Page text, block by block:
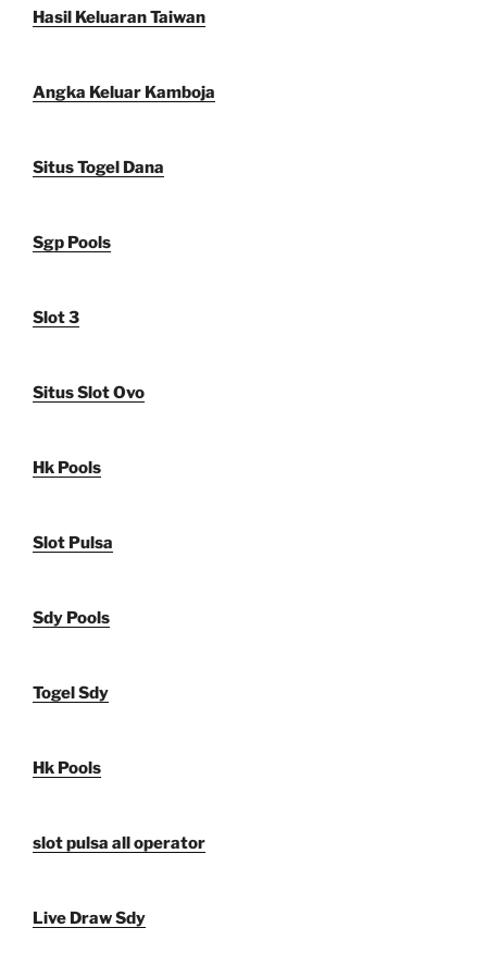
Hasil Keluaran Taiwan
Angka Keluar Kamboja
Situs Togel Dana
Sgp Pools
Slot 3
Situs Slot Ovo
Hk Pools
Slot Pulsa
Sdy Pools
Togel Sdy
Hk Pools
slot pulsa all operator
Live Draw Sdy